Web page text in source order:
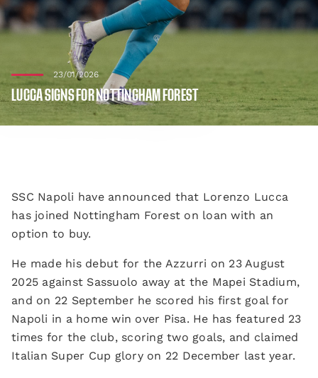
23/01/2026
LUCCA SIGNS FOR NOTTINGHAM FOREST
SSC Napoli have announced that Lorenzo Lucca
has joined Nottingham Forest on loan with an
option to buy.
He made his debut for the Azzurri on 23 August
2025 against Sassuolo away at the Mapei Stadium,
and on 22 September he scored his first goal for
Napoli in a home win over Pisa. He has featured 23
times for the club, scoring two goals, and claimed
Italian Super Cup glory on 22 December last year.